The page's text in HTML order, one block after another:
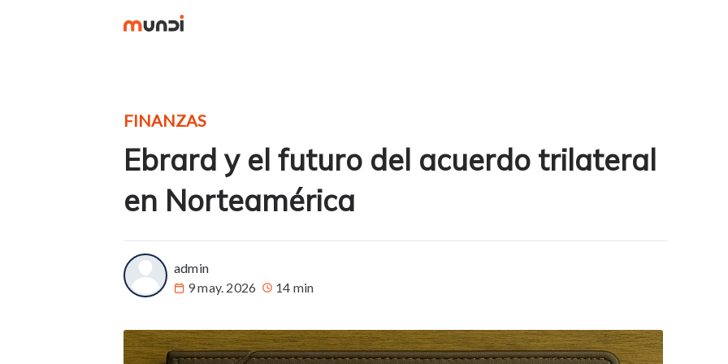
FINANZAS
Ebrard y el futuro del acuerdo trilateral
en Norteamérica
admin
9 may. 2026
14 min